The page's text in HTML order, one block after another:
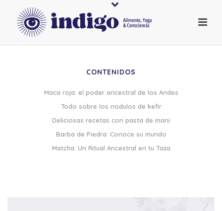
CONTENIDOS
Maca roja: el poder ancestral de los Andes
Todo sobre los nodulos de kefir
Deliciosas recetas con pasta de mani
Barba de Piedra: Conoce su mundo
Matcha: Un Ritual Ancestral en tu Taza